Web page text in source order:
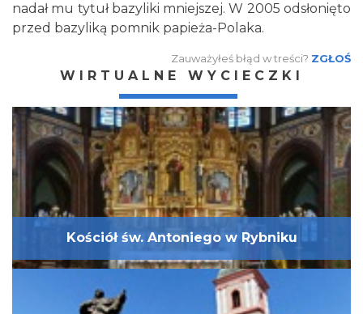
nadał mu tytuł bazyliki mniejszej. W 2005 odsłonięto
przed bazyliką pomnik papieża-Polaka.
Zauważyłeś błąd w treści? ZGŁOŚ
WIRTUALNE WYCIECZKI
Kościół św. Antoniego w Rybniku